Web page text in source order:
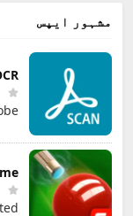
مشہور ایپس